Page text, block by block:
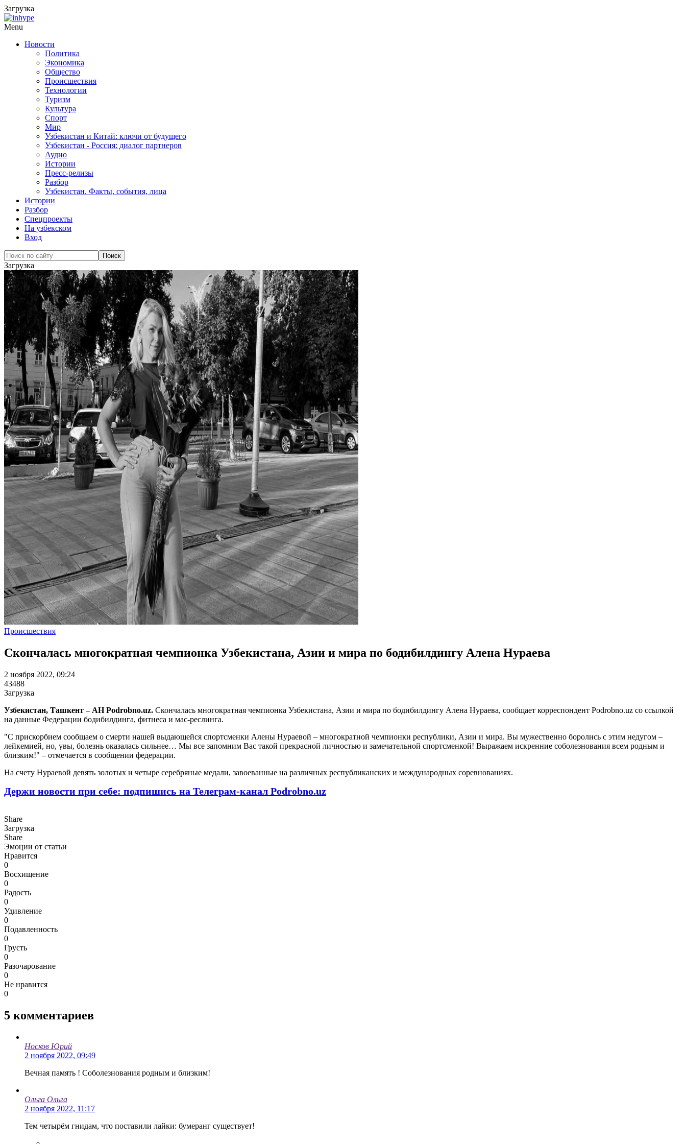
Загрузка
Menu
Новости
Политика
Экономика
Общество
Происшествия
Технологии
Туризм
Культура
Спорт
Мир
Узбекистан и Китай: ключи от будущего
Узбекистан - Россия: диалог партнеров
Аудио
Истории
Пресс-релизы
Разбор
Узбекистан. Факты, события, лица
Истории
Разбор
Спецпроекты
На узбекском
Вход
Загрузка
Происшествия
Скончалась многократная чемпионка Узбекистана, Азии и мира по бодибилдингу Алена Нураева
2 ноября 2022, 09:24
43488
Загрузка
Узбекистан, Ташкент – АН Podrobno.uz. Скончалась многократная чемпионка Узбекистана, Азии и мира по бодибилдингу Алена Нураева, сообщает корреспондент Podrobno.uz со ссылкой
на данные Федерации бодибилдинга, фитнеса и мас-реслинга.
"С прискорбием сообщаем о смерти нашей выдающейся спортсменки Алены Нураевой – многократной чемпионки республики, Азии и мира. Вы мужественно боролись с этим недугом –
лейкемией, но, увы, болезнь оказалась сильнее… Мы все запомним Вас такой прекрасной личностью и замечательной спортсменкой! Выражаем искренние соболезнования всем родным и
близким!" – отмечается в сообщении федерации.
На счету Нураевой девять золотых и четыре серебряные медали, завоеванные на различных республиканских и международных соревнованиях.
Держи новости при себе: подпишись на Телеграм-канал Podrobno.uz
Share
Загрузка
Share
Эмоции от статьи
Нравится
0
Восхищение
0
Радость
0
Удивление
0
Подавленность
0
Грусть
0
Разочарование
0
Не нравится
0
5 комментариев
Носков Юрий
2 ноября 2022, 09:49
Вечная память ! Соболезнования родным и близким!
Ольга Ольга
2 ноября 2022, 11:17
Тем четырём гнидам, что поставили лайки: бумеранг существует!